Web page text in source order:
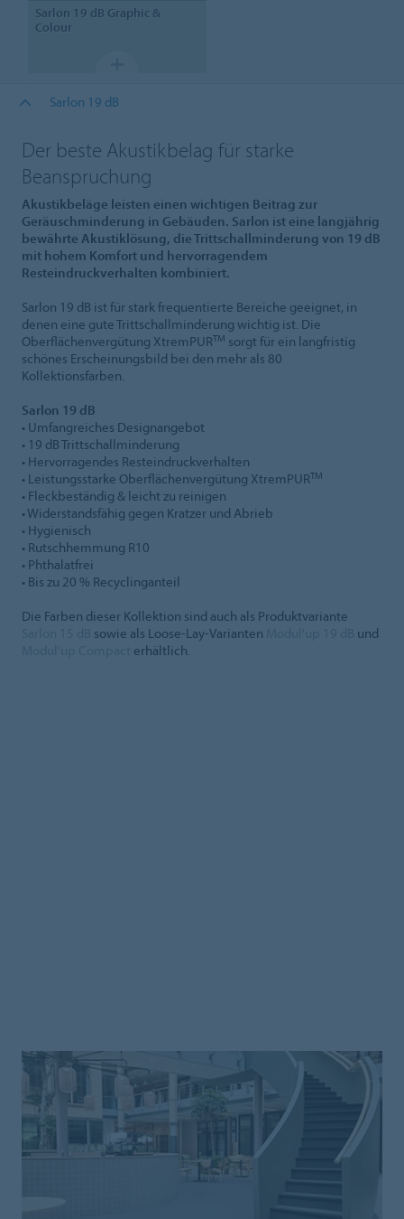
Sarlon 19 dB Graphic &
Colour
Sarlon 19 dB
Der beste Akustikbelag für starke
Beanspruchung
Akustikbeläge leisten einen wichtigen Beitrag zur
Geräuschminderung in Gebäuden. Sarlon ist eine langjährig
bewährte Akustiklösung, die Trittschallminderung von 19 dB
mit hohem Komfort und hervorragendem
Resteindruckverhalten kombiniert.
Sarlon 19 dB ist für stark frequentierte Bereiche geeignet, in
denen eine gute Trittschallminderung wichtig ist. Die
Oberflächenvergütung XtremPURTM sorgt für ein langfristig
schönes Erscheinungsbild bei den mehr als 80
Kollektionsfarben.
Sarlon 19 dB
• Umfangreiches Designangebot
• 19 dB Trittschallminderung
• Hervorragendes Resteindruckverhalten
• Leistungsstarke Oberflächenvergütung XtremPURTM
• Fleckbeständig & leicht zu reinigen
• Widerstandsfähig gegen Kratzer und Abrieb
• Hygienisch
• Rutschhemmung R10
• Phthalatfrei
• Bis zu 20 % Recyclinganteil
Die Farben dieser Kollektion sind auch als Produktvariante
sowie als Loose-Lay-Varianten
und
erhältlich.